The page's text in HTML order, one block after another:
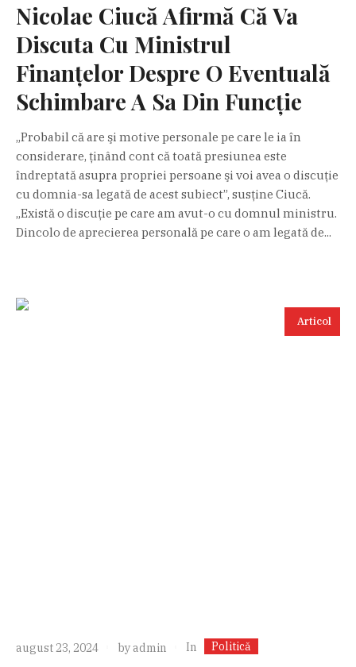
Nicolae Ciucă Afirmă Că Va
Discuta Cu Ministrul
Finanţelor Despre O Eventuală
Schimbare A Sa Din Funcţie
„Probabil că are şi motive personale pe care le ia în
considerare, ţinând cont că toată presiunea este
îndreptată asupra propriei persoane şi voi avea o discuţie
cu domnia-sa legată de acest subiect”, susţine Ciucă.
„Există o discuţie pe care am avut-o cu domnul ministru.
Dincolo de aprecierea personală pe care o am legată de...
Articol
august 23, 2024 byadmin In Politică